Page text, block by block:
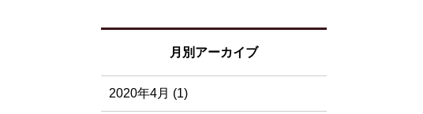
月別アーカイブ
2020年4月 (1)